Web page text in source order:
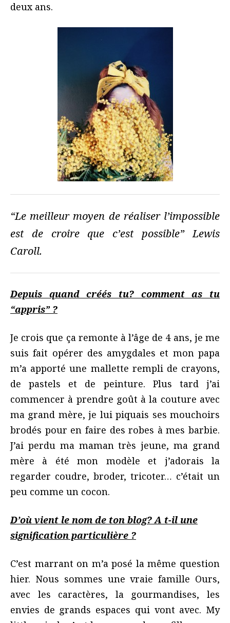
deux ans.
“Le meilleur moyen de réaliser l’impossible
est de croire que c’est possible” Lewis
Caroll.
Depuis quand créés tu? comment as tu
“appris” ?
Je crois que ça remonte à l’âge de 4 ans, je me
suis fait opérer des amygdales et mon papa
m’a apporté une mallette rempli de crayons,
de pastels et de peinture. Plus tard j’ai
commencer à prendre goût à la couture avec
ma grand mère, je lui piquais ses mouchoirs
brodés pour en faire des robes à mes barbie.
J’ai perdu ma maman très jeune, ma grand
mère à été mon modèle et j’adorais la
regarder coudre, broder, tricoter… c’était un
peu comme un cocon.
D’où vient le nom de ton blog? A t-il une
signification particulière ?
C’est marrant on m’a posé la même question
hier. Nous sommes une vraie famille Ours,
avec les caractères, la gourmandises, les
envies de grands espaces qui vont avec. My